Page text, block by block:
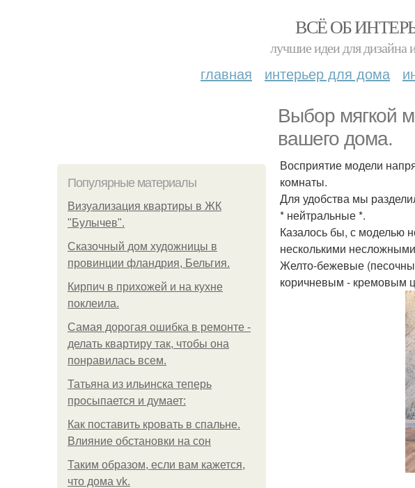
ВСЁ ОБ
лучшие идеи для дизайна
главная интерьер для дома
Выбор мягкой
вашего дома.
Популярные материалы
Визуализация квартиры в ЖК
"Булычев".
Сказочный дом художницы в
провинции фландрия, Бельгия.
Кирпич в прихожей и на кухне
поклеила.
Самая дорогая ошибка в ремонте -
делать квартиру так, чтобы она
понравилась всем.
Татьяна из ильинска теперь
просыпается и думает:
Как поставить кровать в спальне.
Влияние обстановки на сон
Таким образом, если вам кажется,
что дома vk.
Восприятие модели
комнаты.
Для удобства мы
* нейтральные *.
Казалось бы, с моделью
несколькими
Желто-бежевые
коричневым - кремовым